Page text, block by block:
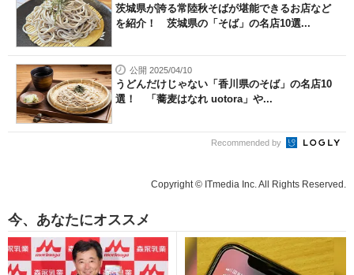
茨城県が誇る常陸秋そばが堪能できるお店など
を紹介！ 茨城県の「そば」の名店10選...
公開 2025/04/10
うどんだけじゃない「香川県のそば」の名店10
選！ 「蕎麦はなれ uotora」や...
Recommended by
Copyright © ITmedia Inc. All Rights Reserved.
今、あなたにオススメ